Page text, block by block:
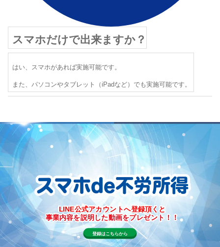
スマホだけで出来ますか？
はい、スマホがあれば実施可能です。
また、パソコンやタブレット（iPadなど）でも実施可能です。
スマホde不労所得
LINE公式アカウントへ登録頂くと
事業内容を説明した動画をプレゼント！！
登録はこちらから